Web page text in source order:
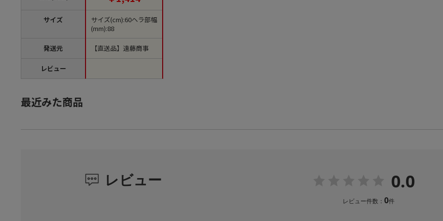
サイズ
発送元
レビュー
サイズ(cm):60ヘラ部幅
(mm):88
【直送品】遠藤商事
最近みた商品
レビュー 0.0
レビュー件数： 0件